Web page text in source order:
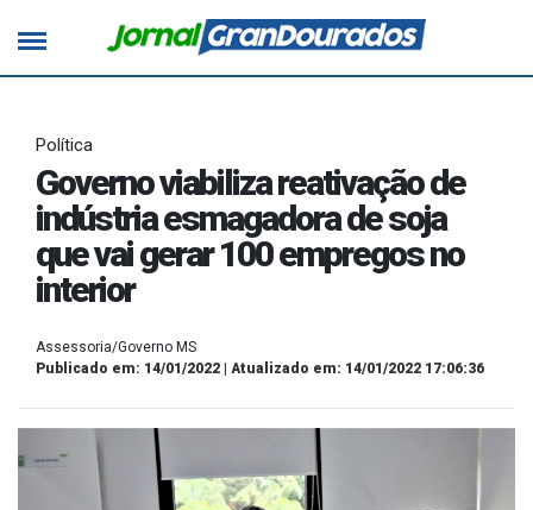
Política
Governo viabiliza reativação de
indústria esmagadora de soja
que vai gerar 100 empregos no
interior
Assessoria/Governo MS
Publicado em: 14/01/2022 | Atualizado em: 14/01/2022 17:06:36